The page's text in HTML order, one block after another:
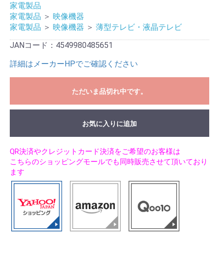
家電製品
家電製品 ＞ 映像機器
家電製品 ＞ 映像機器 ＞ 薄型テレビ・液晶テレビ
JANコード：4549980485651
詳細はメーカーHPでご確認ください
ただいま品切れ中です。
お気に入りに追加
QR決済やクレジットカード決済をご希望のお客様は
こちらのショッピングモールでも同時販売させて頂いており
ます